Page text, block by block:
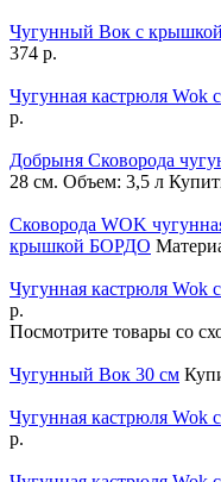
Чугунный Вок с
374 р.
Чугунная кастрюля Wok
р.
Добрыня Сковорода
28 см. Объем: 3,5 л
Сковорода WOK
крышкой БОРДО
Чугунная кастрюля Wok
р.
Посмотрите товары со
Чугунный Вок 30 см
Чугунная кастрюля Wok
р.